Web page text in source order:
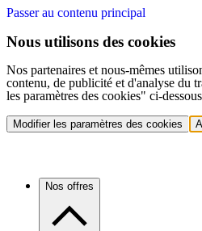
Passer au contenu principal
Nous utilisons des cookies
Nos partenaires et nous-mêmes
contenu, de publicité et d'analyse du
les paramètres des cookies" ci-
Modifier les paramètres des cookies
Nos offres